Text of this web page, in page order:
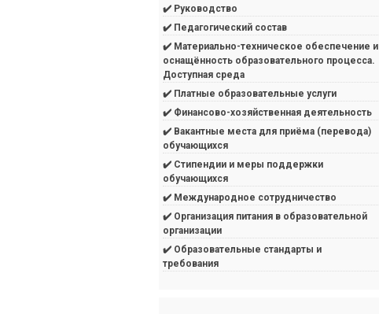
✔️ Руководство
✔️ Педагогический состав
✔️ Материально-техническое обеспечение и
оснащённость образовательного процесса.
Доступная среда
✔️ Платные образовательные услуги
✔️ Финансово-хозяйственная деятельность
✔️ Вакантные места для приёма (перевода)
обучающихся
✔️ Стипендии и меры поддержки
обучающихся
✔️ Международное сотрудничество
✔️ Организация питания в образовательной
организации
✔️ Образовательные стандарты и
требования